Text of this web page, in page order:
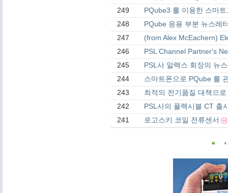
249
PQube3 를 이용한 스마
248
PQube 응용 부분 뉴스레
247
(from Alex McEachern)
246
PSL Channel Partner's
245
PSL사 알렉스 회장의 뉴
244
스마트폰으로 PQube 를
243
최적의 전기품질 대책으
242
PSL사의 플렉시블 CT 출
241
로고스키 코일 전류센서